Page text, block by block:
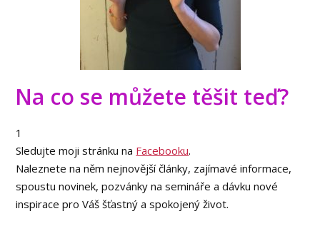
Na co se můžete těšit teď?
1
Sledujte moji stránku na Facebooku.
Naleznete na něm nejnovější články, zajímavé informace,
spoustu novinek, pozvánky na semináře a dávku nové
inspirace pro Váš šťastný a spokojený život.